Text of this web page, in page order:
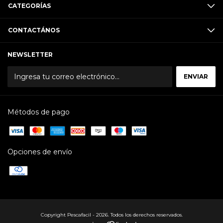
CATEGORÍAS
CONTACTÁNOS
NEWSLETTER
Métodos de pago
Opciones de envío
Copyright Pescafacil - 2026. Todos los derechos reservados.